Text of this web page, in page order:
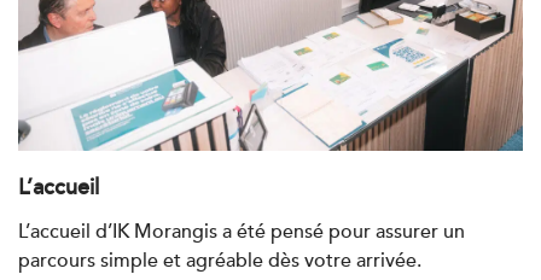
L’accueil
L’accueil d’IK Morangis a été pensé pour assurer un
parcours simple et agréable dès votre arrivée.
5 Rue Monge 92170 Vanves
01 46 44 33 92
PRENDRE RDV
PRENDRE RDV
IK Paris 7 Saint Germain